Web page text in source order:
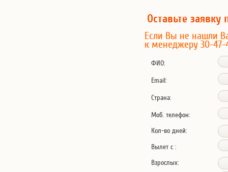
Оставьте заявку
Если Вы не нашли
к менеджеру 30-47-
ФИО:
Email:
Страна:
Моб. телефон:
Кол-во дней:
Вылет с :
Взрослых: